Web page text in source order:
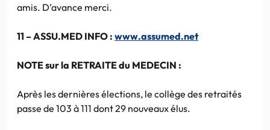
amis. D’avance merci.
11 – ASSU.MED INFO : www.assumed.net
NOTE sur la RETRAITE du MEDECIN :
Après les dernières élections, le collège des retraités
passe de 103 à 111 dont 29 nouveaux élus.